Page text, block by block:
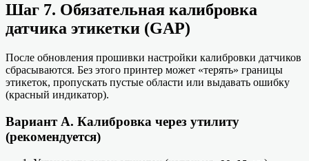
Шаг 7. Обязательная калибровка
датчика этикетки (GAP)
После обновления прошивки настройки калибровки датчиков
сбрасываются. Без этого принтер может «терять» границы
этикеток, пропускать пустые области или выдавать ошибку
(красный индикатор).
Вариант А. Калибровка через утилиту
(рекомендуется)